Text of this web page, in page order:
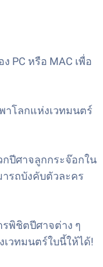
PC หรือ MAC เพื่อ
าโลกแห่งเวทมนตร์
ปีศาจลูกกระจ๊อกใน
รถบังคับตัวละคร
พิชิตปีศาจต่าง ๆ
วทมนตร์ใบนี้ให้ได้!